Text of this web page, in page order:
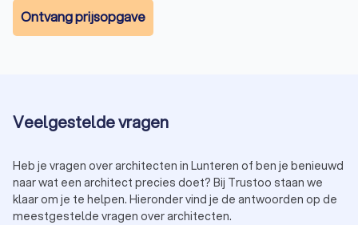
Ontvang prijsopgave
Veelgestelde vragen
Heb je vragen over architecten in Lunteren of ben je benieuwd
naar wat een architect precies doet? Bij Trustoo staan we
klaar om je te helpen. Hieronder vind je de antwoorden op de
meestgestelde vragen over architecten.